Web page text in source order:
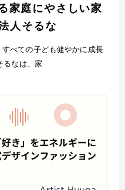
家庭にやさしい家
人そるな
べての子ども健やかに成長
るなは、家